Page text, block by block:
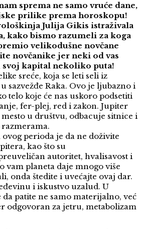
sprema ne samo vruće dane,
prilike prema horoskopu!
Julija Gikis istraživala
kako bismo razumeli za koga
velikodušne novčane
novčanike jer neki od vas
svoj kapital nekoliko puta!
sreće, koja se leti seli iz
sazvežđe Raka. Ovo je ljubazno i
telo koje će nas uskoro podsetiti
fer-plej, red i zakon. Jupiter
u društvu, odbacuje sitnice i
perioda je da ne doživite
kao što su
autoritet, hvalisavost i
vam planeta daje mnogo više
onda štedite i uvećajte ovaj dar.
i iskustvo uzalud. U
patite ne samo materijalno, već
odgovoran za jetru, metabolizam